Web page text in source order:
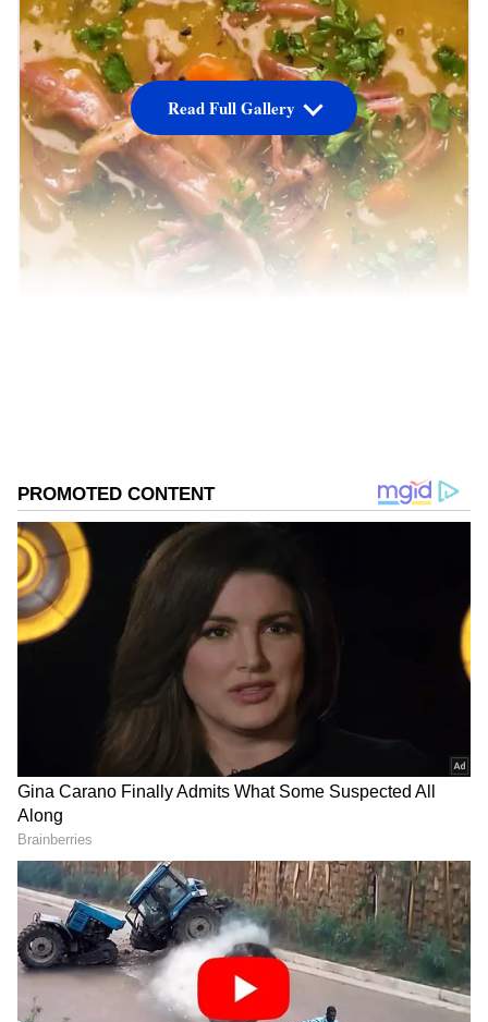
ಮಾನ್ಸೂನ್ ಸೀಸನ್ (monsoon season)
ಪ್ರತಿಯೊಬ್ಬರಿಗೂ ಸಂತೋಷ ನೀಡುತ್ತೆ ನಿಜಾ, ಆದರೆ
ಮಳೆಯಿಂದಾಗಿ ಸಾಲು ಸಾಲು ಸಮಸ್ಯೆಗಳು ಸಹ
ಕಾಣಿಸಿಕೊಳ್ಳುತ್ತವೆ. ವೈರಸ್ಗಳು ಮತ್ತು ಬ್ಯಾಕ್ಟೀರಿಯಾಗಳ
ಅಪಾಯವು ಈ ಸೀಸನ್‌ನಲ್ಲಿ ಹೆಚ್ಚಾಗುತ್ತದೆ, ಇದನ್ನು ತಪ್ಪಿಸಲು
ಲೈಫ್ ಸ್ಟೈಲ್ ನಲ್ಲಿ ಕೆಲವು ಬದಲಾವಣೆಗಳನ್ನು ಮಾಡೋದು
ಅವಶ್ಯಕ. ಜೊತೆಗೆ ನಮ್ಮ ಆಹಾರದಲ್ಲೂ ಸಹ ಬದಲಾವಣೆ
Add Asianetnews Kannada as a Preferred
Read Full Gallery